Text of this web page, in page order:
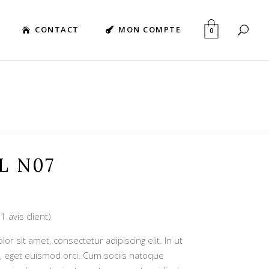
CONTACT MON COMPTE 0
N07
1 avis client)
sit amet, consectetur adipiscing elit. In ut
eget euismod orci. Cum sociis natoque